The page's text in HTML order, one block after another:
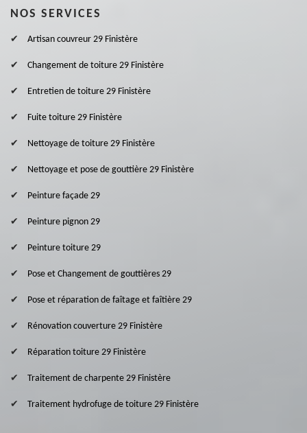
NOS SERVICES
Artisan couvreur 29 Finistère
Changement de toiture 29 Finistère
Entretien de toiture 29 Finistère
Fuite toiture 29 Finistère
Nettoyage de toiture 29 Finistère
Nettoyage et pose de gouttière 29 Finistère
Peinture façade 29
Peinture pignon 29
Peinture toiture 29
Pose et Changement de gouttières 29
Pose et réparation de faîtage et faîtière 29
Rénovation couverture 29 Finistère
Réparation toiture 29 Finistère
Traitement de charpente 29 Finistère
Traitement hydrofuge de toiture 29 Finistère